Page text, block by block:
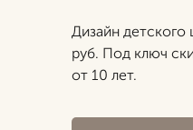
Дизайн
руб. Под ключ
от 10 лет.